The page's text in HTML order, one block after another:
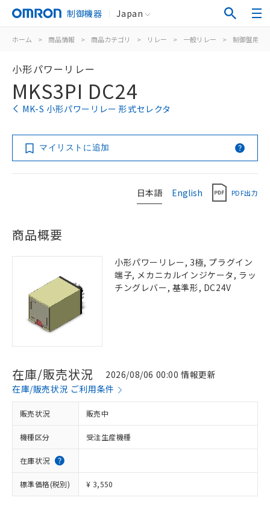
制御機器 Japan
ホーム > 商品情報 > 商品カテゴリ > リレー > 一般リレー > 制御盤用
小形パワーリレー
MKS3PI DC24
MK-S 小形パワーリレー 形式セレクタ
マイリストに追加
日本語 English PDF出力
商品概要
小形パワーリレー, 3極, プラグイン
端子, メカニカルインジケータ, ラッ
チングレバー, 基準形, DC24V
在庫/販売状況
2026/08/06 00:00 情報更新
在庫/販売状況 ご利用条件
販売状況 販売中
機種区分 受注生産機種
在庫状況
標準価格(税別) ¥ 3,550